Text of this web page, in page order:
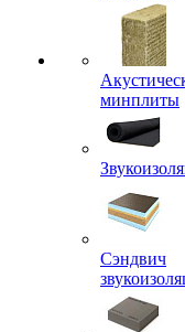
минплиты
Сэндвич